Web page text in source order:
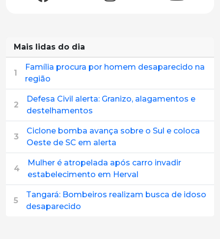
Mais lidas do dia
1
Família procura por homem desaparecido na
região
2
Defesa Civil alerta: Granizo, alagamentos e
destelhamentos
3
Ciclone bomba avança sobre o Sul e coloca
Oeste de SC em alerta
4
Mulher é atropelada após carro invadir
estabelecimento em Herval
5
Tangará: Bombeiros realizam busca de idoso
desaparecido